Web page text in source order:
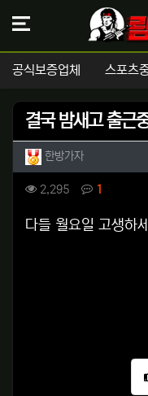
공식보증업체 스포츠
결국 밤새고 출근
작성자 정보
한방가자작성
컨텐츠 정보
2,295조회 1
본문
다들 월요일 고생하